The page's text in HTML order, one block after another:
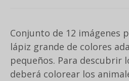
Conjunto de 12 imágenes
lápiz grande de colores
pequeños. Para descubrir
deberá colorear los